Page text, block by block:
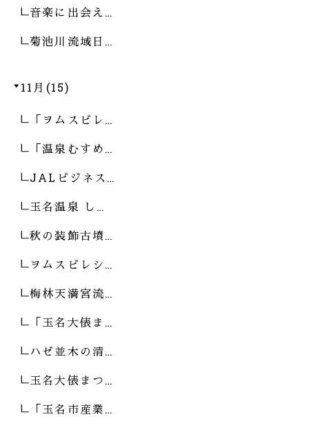
音楽に出会え…
菊池川流域日…
11月(15)
「ヲムスビレ…
「温泉むすめ…
JALビジネス…
玉名温泉 し…
秋の装飾古墳…
ヲムスビレシ…
梅林天満宮流…
「玉名大俵ま…
ハゼ並木の清…
玉名大俵まつ…
「玉名市産業…